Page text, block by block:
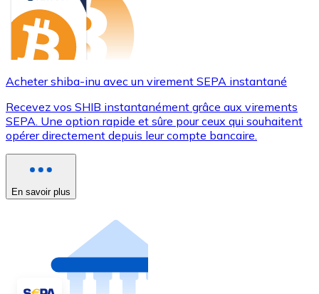
Acheter shiba-inu avec un virement SEPA instantané
Recevez vos SHIB instantanément grâce aux virements
SEPA. Une option rapide et sûre pour ceux qui souhaitent
opérer directement depuis leur compte bancaire.
En savoir plus